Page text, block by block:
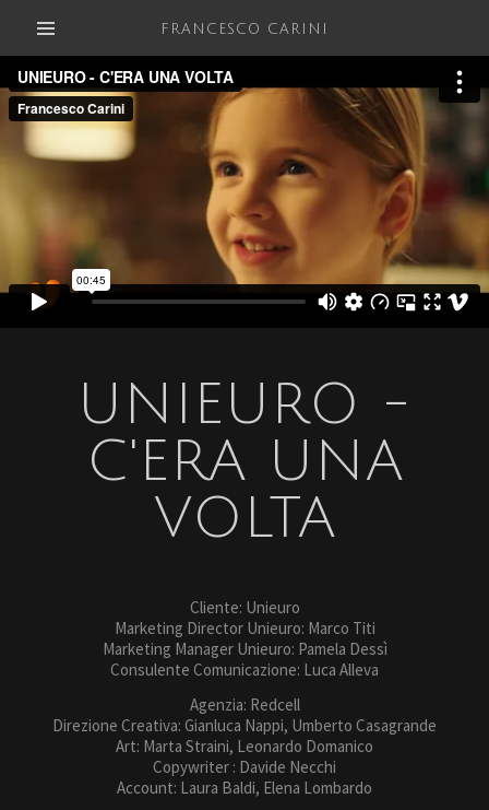
FRANCESCO CARINI
UNIEURO -
C'ERA UNA
VOLTA
Cliente: Unieuro
Marketing Director Unieuro: Marco Titi
Marketing Manager Unieuro: Pamela Dessì
Consulente Comunicazione: Luca Alleva
Agenzia: Redcell
Direzione Creativa: Gianluca Nappi, Umberto Casagrande
Art: Marta Straini, Leonardo Domanico
Copywriter : Davide Necchi
Account: Laura Baldi, Elena Lombardo